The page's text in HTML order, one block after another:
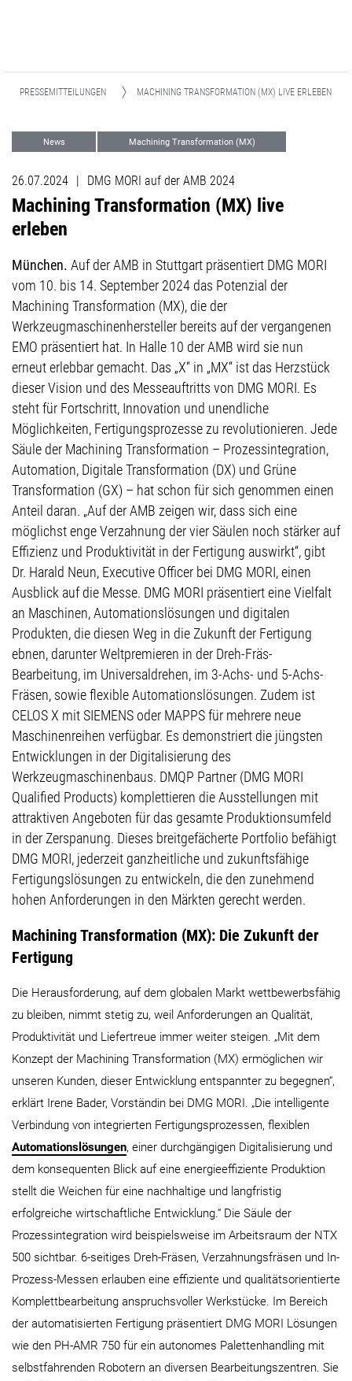
PRESSEMITTEILUNGEN MACHINING TRANSFORMATION (MX) LIVE ERLEBEN
News Machining Transformation (MX)
26.07.2024 | DMG MORI auf der AMB 2024
Machining Transformation (MX) live
erleben
München. Auf der AMB in Stuttgart präsentiert DMG MORI
vom 10. bis 14. September 2024 das Potenzial der
Machining Transformation (MX), die der
Werkzeugmaschinenhersteller bereits auf der vergangenen
EMO präsentiert hat. In Halle 10 der AMB wird sie nun
erneut erlebbar gemacht. Das „X“ in „MX“ ist das Herzstück
dieser Vision und des Messeauftritts von DMG MORI. Es
steht für Fortschritt, Innovation und unendliche
Möglichkeiten, Fertigungsprozesse zu revolutionieren. Jede
Säule der Machining Transformation – Prozessintegration,
Automation, Digitale Transformation (DX) und Grüne
Transformation (GX) – hat schon für sich genommen einen
Anteil daran. „Auf der AMB zeigen wir, dass sich eine
möglichst enge Verzahnung der vier Säulen noch stärker auf
Effizienz und Produktivität in der Fertigung auswirkt“, gibt
Dr. Harald Neun, Executive Officer bei DMG MORI, einen
Ausblick auf die Messe. DMG MORI präsentiert eine Vielfalt
an Maschinen, Automationslösungen und digitalen
Produkten, die diesen Weg in die Zukunft der Fertigung
ebnen, darunter Weltpremieren in der Dreh-Fräs-
Bearbeitung, im Universaldrehen, im 3-Achs- und 5-Achs-
Fräsen, sowie flexible Automationslösungen. Zudem ist
CELOS X mit SIEMENS oder MAPPS für mehrere neue
Maschinenreihen verfügbar. Es demonstriert die jüngsten
Entwicklungen in der Digitalisierung des
Werkzeugmaschinenbaus. DMQP Partner (DMG MORI
Qualified Products) komplettieren die Ausstellungen mit
attraktiven Angeboten für das gesamte Produktionsumfeld
in der Zerspanung. Dieses breitgefächerte Portfolio befähigt
DMG MORI, jederzeit ganzheitliche und zukunftsfähige
Fertigungslösungen zu entwickeln, die den zunehmend
hohen Anforderungen in den Märkten gerecht werden.
Machining Transformation (MX): Die Zukunft der
Fertigung
Die Herausforderung, auf dem globalen Markt wettbewerbsfähig
zu bleiben, nimmt stetig zu, weil Anforderungen an Qualität,
Produktivität und Liefertreue immer weiter steigen. „Mit dem
Konzept der Machining Transformation (MX) ermöglichen wir
unseren Kunden, dieser Entwicklung entspannter zu begegnen“,
erklärt Irene Bader, Vorständin bei DMG MORI. „Die intelligente
Verbindung von integrierten Fertigungsprozessen, flexiblen
Automationslösungen, einer durchgängigen Digitalisierung und
dem konsequenten Blick auf eine energieeffiziente Produktion
stellt die Weichen für eine nachhaltige und langfristig
erfolgreiche wirtschaftliche Entwicklung.“ Die Säule der
Prozessintegration wird beispielsweise im Arbeitsraum der NTX
500 sichtbar. 6-seitiges Dreh-Fräsen, Verzahnungsfräsen und In-
Prozess-Messen erlauben eine effiziente und qualitätsorientierte
Komplettbearbeitung anspruchsvoller Werkstücke. Im Bereich
der automatisierten Fertigung präsentiert DMG MORI Lösungen
wie den PH-AMR 750 für ein autonomes Palettenhandling mit
selbstfahrenden Robotern an diversen Bearbeitungszentren. Sie